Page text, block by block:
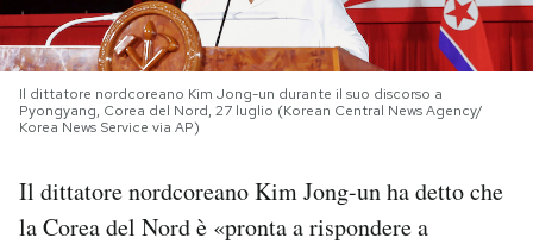
I MIEI PREFERITI
CALENDARIO
Il dittatore nordcoreano Kim Jong-un durante il suo discorso a
Pyongyang, Corea del Nord, 27 luglio (Korean Central News Agency/
Korea News Service via AP)
Il dittatore nordcoreano Kim Jong-un ha detto che
la Corea del Nord è «pronta a rispondere a